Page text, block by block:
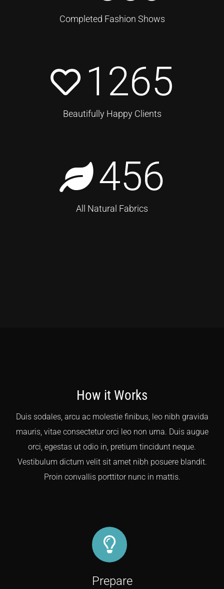
Completed Fashion Shows
1265
Beautifully Happy Clients
456
All Natural Fabrics
How it Works
Duis sodales, arcu ac molestie finibus, leo nibh gravida
mauris, vitae consectetur orci leo non urna. Duis augue
orci, egestas ut odio in, pretium tincidunt neque.
Vestibulum dictum velit sit amet nibh posuere blandit.
Proin convallis porttitor nunc in mattis.
Prepare